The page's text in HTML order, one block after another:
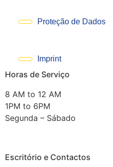
Proteção de Dados
Imprint
Horas de Serviço
8 AM to 12 AM
1PM to 6PM
Segunda – Sábado
Escritório e Contactos